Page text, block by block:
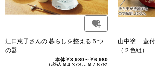
江口恵子さんの 暮らしを整える５つ
の器
本体￥3,980～￥6,980
山中塗 蓋付
（２色組）